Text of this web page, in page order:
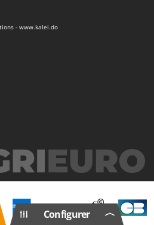
- www.kalei.do
Configurer